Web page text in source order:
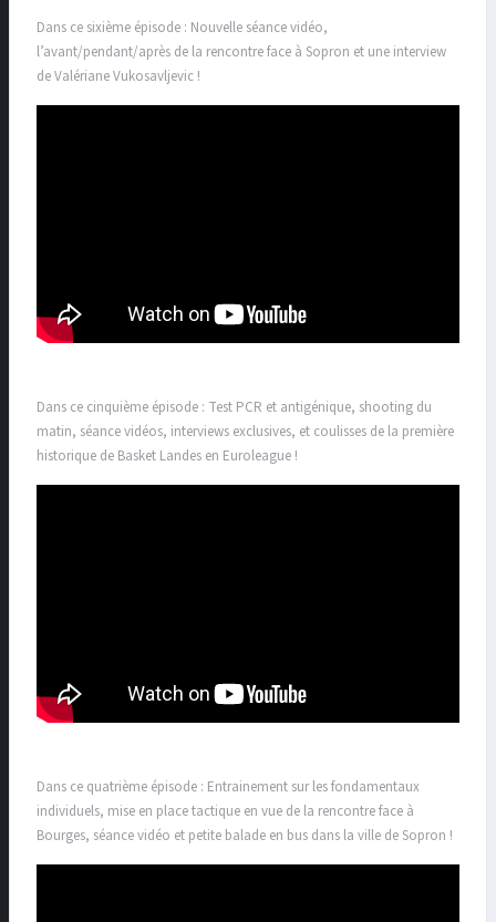
Dans ce sixième épisode : Nouvelle séance vidéo,
l’avant/pendant/après de la rencontre face à Sopron et une interview
de Valériane Vukosavljevic !
Dans ce cinquième épisode : Test PCR et antigénique, shooting du
matin, séance vidéos, interviews exclusives, et coulisses de la première
historique de Basket Landes en Euroleague !
Dans ce quatrième épisode : Entrainement sur les fondamentaux
individuels, mise en place tactique en vue de la rencontre face à
Bourges, séance vidéo et petite balade en bus dans la ville de Sopron !